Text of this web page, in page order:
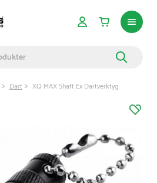
Dart XQ MAX Shaft Ex Dartverktyg